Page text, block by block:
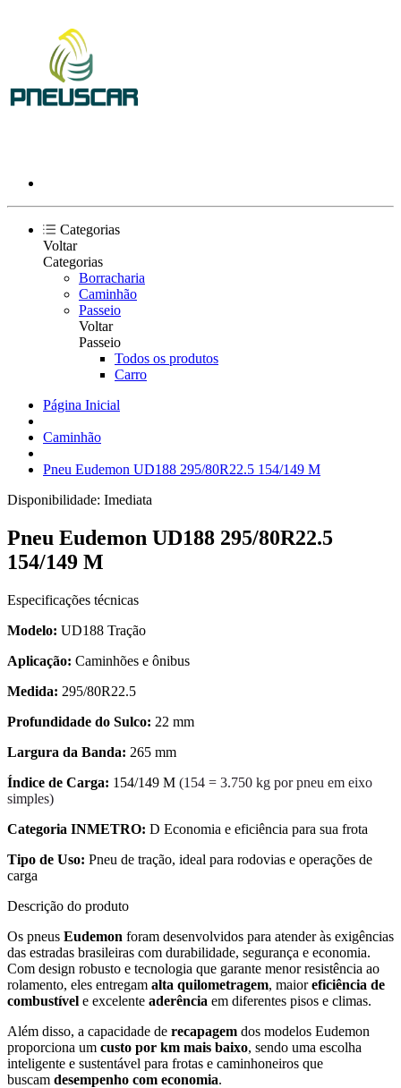
Categorias
Voltar
Categorias
Borracharia
Caminhão
Passeio
Voltar
Passeio
Todos os produtos
Carro
Página Inicial
Caminhão
Pneu Eudemon UD188 295/80R22.5 154/149 M
Disponibilidade: Imediata
Pneu Eudemon UD188 295/80R22.5
154/149 M
Especificações técnicas
Modelo: UD188 Tração
Aplicação: Caminhões e ônibus
Medida: 295/80R22.5
Profundidade do Sulco: 22 mm
Largura da Banda: 265 mm
Índice de Carga: 154/149 M (154 = 3.750 kg por pneu em eixo
simples)
Categoria INMETRO: D Economia e eficiência para sua frota
Tipo de Uso: Pneu de tração, ideal para rodovias e operações de
carga
Descrição do produto
Os pneus Eudemon foram desenvolvidos para atender às exigências
das estradas brasileiras com durabilidade, segurança e economia.
Com design robusto e tecnologia que garante menor resistência ao
rolamento, eles entregam alta quilometragem, maioreficiência de
combustível e excelente aderência em diferentes pisos e climas.
Além disso, a capacidade de recapagem dos modelos Eudemon
proporciona um custo por km mais baixo, sendo uma escolha
inteligente e sustentável para frotas e caminhoneiros que
buscam desempenho com economia.